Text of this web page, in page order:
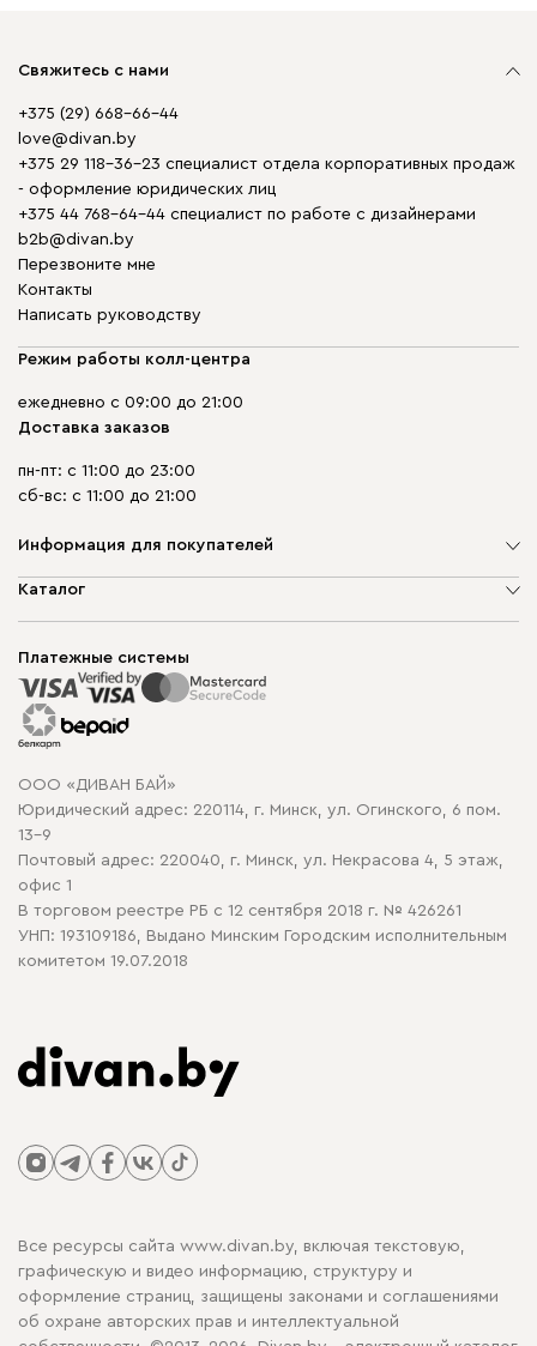
Свяжитесь с нами
+375 (29) 668-66-44
love@divan.by
+375 29 118-36-23 специалист отдела корпоративных продаж
- оформление юридических лиц
+375 44 768-64-44 специалист по работе с дизайнерами
b2b@divan.by
Перезвоните мне
Контакты
Написать руководству
Режим работы колл-центра
ежедневно с 09:00 до 21:00
Доставка заказов
пн-пт: с 11:00 до 23:00
сб-вс: с 11:00 до 21:00
Информация для покупателей
О компании
Способы оплаты
Рассрочка и кредит
Гарантия
Карта сайта
Политика конфиденциальности
Политика в отношении обработки cookie
Каталог
Корпусная мебель
Распродажа мебели
Платежные системы
ООО «ДИВАН БАЙ»
Юридический адрес: 220114, г. Минск, ул. Огинского, 6 пом.
13-9
Почтовый адрес: 220040, г. Минск, ул. Некрасова 4, 5 этаж,
офис 1
В торговом реестре РБ с 12 сентября 2018 г. № 426261
УНП: 193109186, Выдано Минским Городским исполнительным
комитетом 19.07.2018
Все ресурсы сайта www.divan.by, включая текстовую,
графическую и видео информацию, структуру и
оформление страниц, защищены законами и соглашениями
об охране авторских прав и интеллектуальной